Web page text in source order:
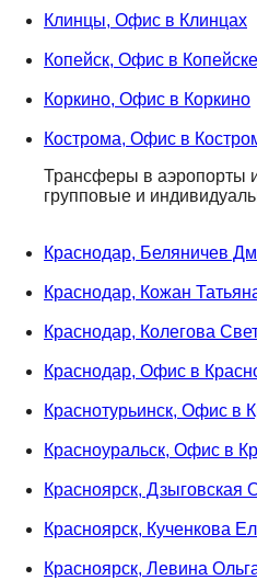
Клинцы, Офис в Клинцах
Копейск, Офис в Копейске
Коркино, Офис в Коркино
Кострома, Офис в
Трансферы в аэропорты
групповые и
Краснодар, Беляничев
Краснодар, Кожан
Краснодар, Колегова
Краснодар, Офис в
Краснотурьинск, Офис в
Красноуральск, Офис в
Красноярск, Дзыговская
Красноярск, Кученкова
Красноярск, Левина